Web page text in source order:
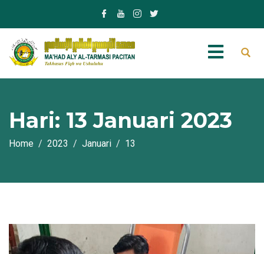
Hari: 13 Januari 2023
Home 2023 Januari 13